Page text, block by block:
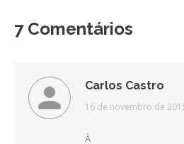
7 Comentários
Carlos Castro
disse:
16 de novembro de
À